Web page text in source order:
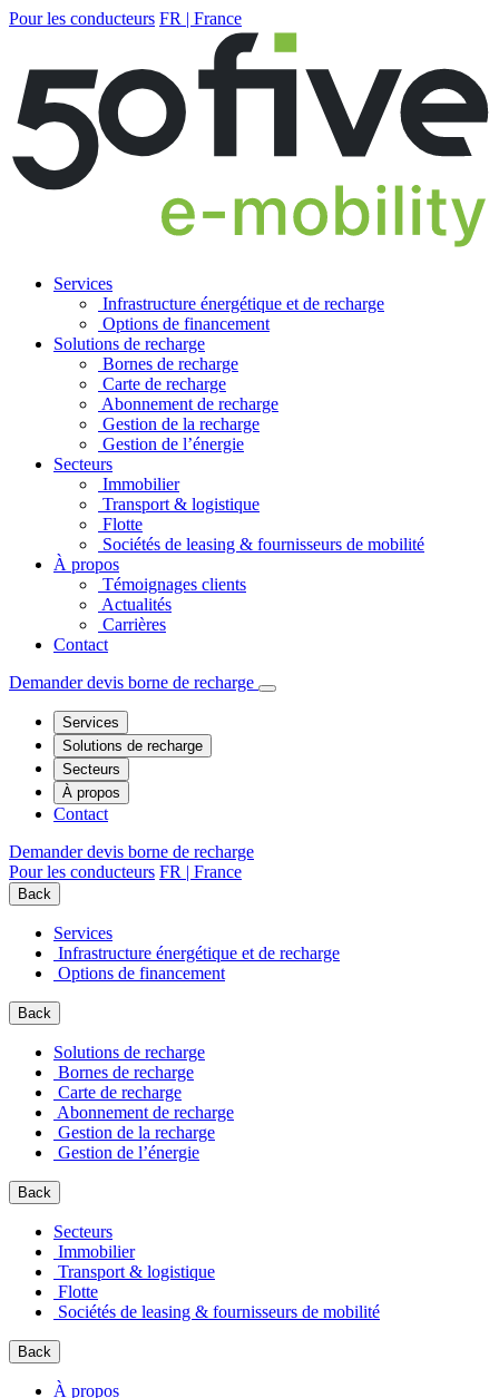
Pour les conducteurs FR | France
Services
Infrastructure énergétique et de recharge
Options de financement
Solutions de recharge
Bornes de recharge
Carte de recharge
Abonnement de recharge
Gestion de la recharge
Gestion de l’énergie
Secteurs
Immobilier
Transport & logistique
Flotte
Sociétés de leasing & fournisseurs de mobilité
À propos
Témoignages clients
Actualités
Carrières
Contact
Demander devis borne de recharge
Services
Solutions de recharge
Secteurs
À propos
Contact
Demander devis borne de recharge
Pour les conducteurs FR | France
Back
Services
Infrastructure énergétique et de recharge
Options de financement
Back
Solutions de recharge
Bornes de recharge
Carte de recharge
Abonnement de recharge
Gestion de la recharge
Gestion de l’énergie
Back
Secteurs
Immobilier
Transport & logistique
Flotte
Sociétés de leasing & fournisseurs de mobilité
Back
À propos